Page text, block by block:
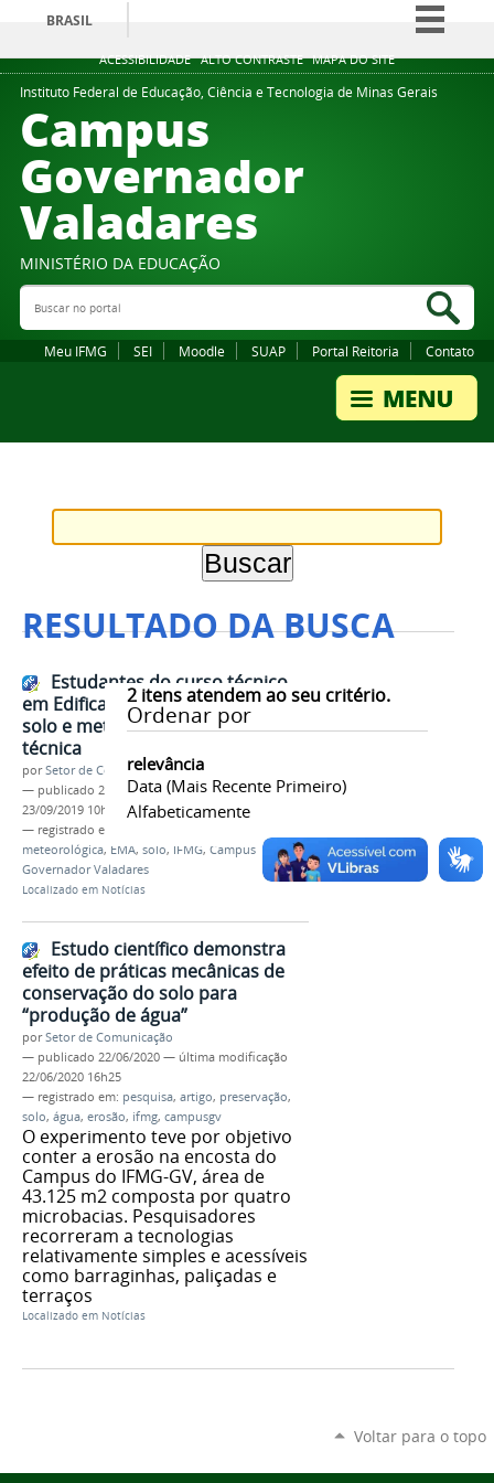
ACESSIBILIDADE ALTO CONTRASTE MAPA DO SITE
BRASIL
Simplifique!
Comunica BR
Instituto Federal de Educação, Ciência e Tecnologia de Minas Gerais
Campus
Governador
Valadares
MINISTÉRIO DA EDUCAÇÃO
Buscar no portal
Meu IFMG SEI Moodle SUAP Portal Reitoria Contato
RESULTADO DA BUSCA
2itens atendem ao seu critério.
Ordenar por
relevância
Data (mais Recente Primeiro)
Alfabeticamente
Estudantes do curso técnico
em Edificações aprendem sobre
solo e meteorologia em visita
técnica
porSetor de Comunicação
— publicado 23/09/2019 —última modificação
23/09/2019 10h51
— registrado em:
meteorológica, EMA, solo, IFMG, Campus
Governador Valadares
Localizado em Notícias
Estudo científico demonstra
efeito de práticas mecânicas de
conservação do solo para
“produção de água”
porSetor de Comunicação
— publicado 22/06/2020 — última modificação
22/06/2020 16h25
— registrado em: pesquisa, artigo, preservação,
solo, água, erosão, ifmg, campusgv
O experimento teve por objetivo
conter a erosão na encosta do
Campus do IFMG-GV, área de
43.125 m2 composta por quatro
microbacias. Pesquisadores
recorreram a tecnologias
relativamente simples e acessíveis
como barraginhas, paliçadas e
terraços
Localizado em Notícias
Voltar para o topo